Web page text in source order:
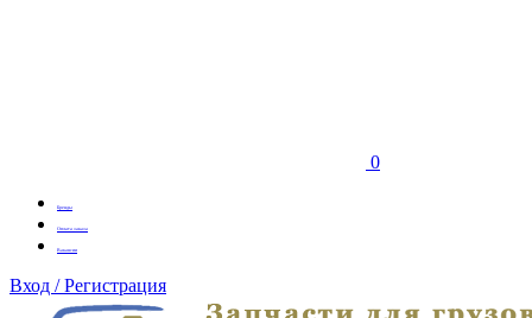
0
Бренды
Оплата заказа
Вакансии
Вход / Регистрация